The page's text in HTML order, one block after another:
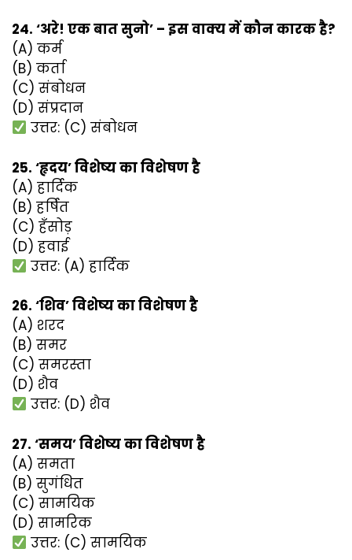
24. ‘अरे! एक बात सुनो’ – इस वाक्य में कौन कारक है?
(A) कर्म
(B) कर्ता
(C) संबोधन
(D) संप्रदान
उत्तर: (C) संबोधन
25. ‘हृदय’ विशेष्य का विशेषण है
(A) हार्दिक
(B) हर्षित
(C) हँसोड़
(D) हवाई
उत्तर: (A) हार्दिक
26. ‘शिव’ विशेष्य का विशेषण है
(A) शरद
(B) समर
(C) समरस्ता
(D) शैव
उत्तर: (D) शैव
27. ‘समय’ विशेष्य का विशेषण है
(A) समता
(B) सुगंधित
(C) सामयिक
(D) सामरिक
उत्तर: (C) सामयिक